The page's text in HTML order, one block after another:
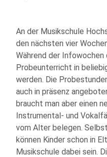
An der Musikschule
den nächsten vier
Während der Infowochen
Probeunterricht in
werden. Die
auch in präsenz
braucht man aber einen
Instrumental- und
vom Alter belegen.
können Kinder schon in
Musikschule dabei sein.